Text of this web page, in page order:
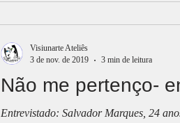
Não me pertenço-
Entrevistado: Salvador Marques, 24
Visiunarte Ateliês
3 de nov. de 2019
3 min de leitura